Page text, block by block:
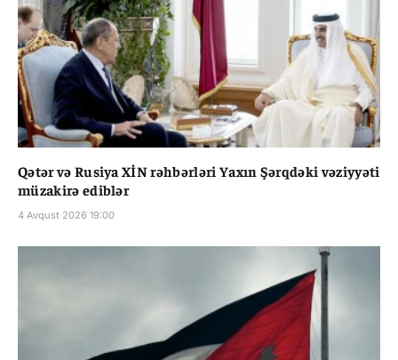
Qətər və Rusiya XİN rəhbərləri Yaxın Şərqdəki vəziyyəti
müzakirə ediblər
4 Avqust 2026 19:00